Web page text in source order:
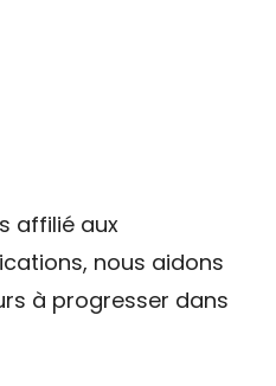
affilié aux
nous aidons
à progresser dans